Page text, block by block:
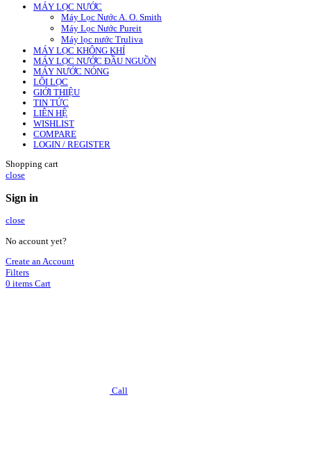
MÁY LỌC NƯỚC
Máy Lọc Nước A. O. Smith
Máy Lọc Nước Pureit
Máy lọc nước Truliva
MÁY LỌC KHÔNG KHÍ
MÁY LỌC NƯỚC ĐẦU NGUỒN
MÁY NƯỚC NÓNG
LÕI LỌC
GIỚI THIỆU
TIN TỨC
LIÊN HỆ
WISHLIST
COMPARE
LOGIN / REGISTER
Shopping cart
close
Sign in
close
No account yet?
Create an Account
Filters
0 items Cart
Call